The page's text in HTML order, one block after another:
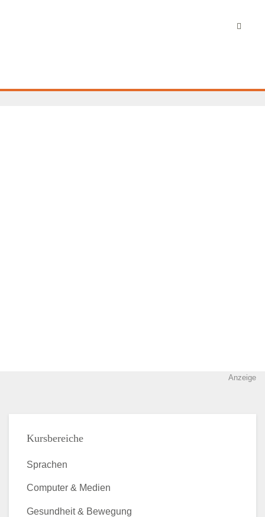
Anzeige
Kursbereiche
Sprachen
Computer & Medien
Gesundheit & Bewegung